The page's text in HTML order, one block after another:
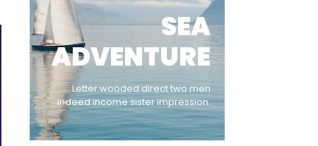
SEA
ADVENTURE
Letter wooded direct two men
indeed income sister impression.